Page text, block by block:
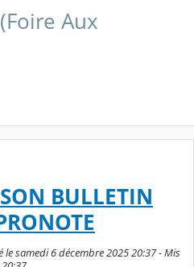
(Foire Aux
BULLETIN
samedi 6 décembre 2025 20:37 - Mis